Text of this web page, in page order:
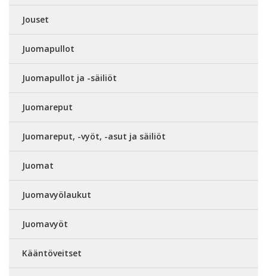
Jouset
Juomapullot
Juomapullot ja -säiliöt
Juomareput
Juomareput, -vyöt, -asut ja säiliöt
Juomat
Juomavyölaukut
Juomavyöt
Kääntöveitset